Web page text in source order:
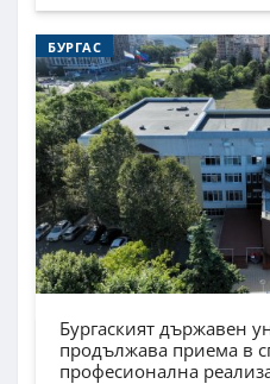
БУРГАС
Бургаският държавен
продължава приема в
професионална